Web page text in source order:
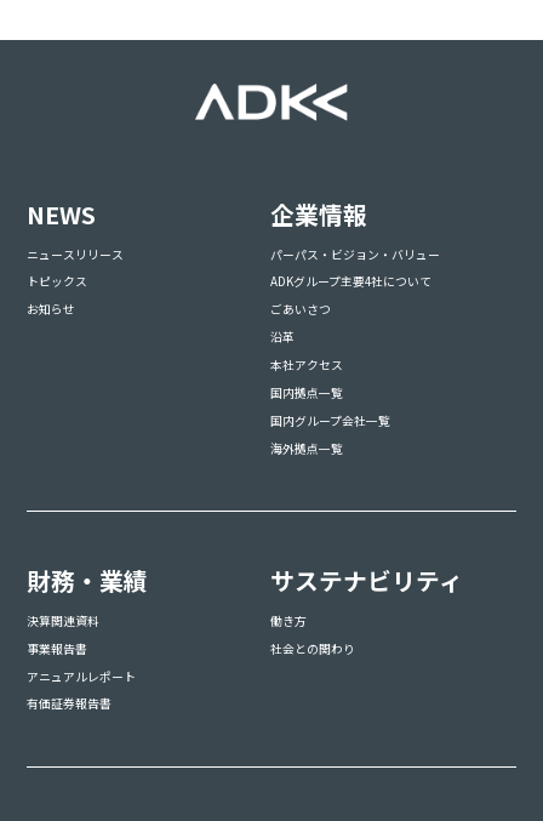
NEWS
ニュースリリース
トピックス
お知らせ
企業情報
パーパス・ビジョン・バリュー
ADKグループ主要4社について
ごあいさつ
沿革
本社アクセス
国内拠点一覧
国内グループ会社一覧
海外拠点一覧
財務・業績
決算関連資料
事業報告書
アニュアルレポート
有価証券報告書
サステナビリティ
働き方
社会との関わり